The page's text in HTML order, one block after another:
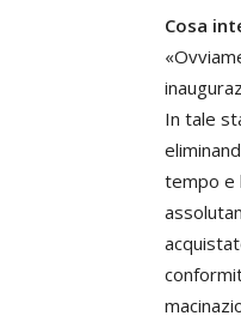
Cosa
In tale
tempo e